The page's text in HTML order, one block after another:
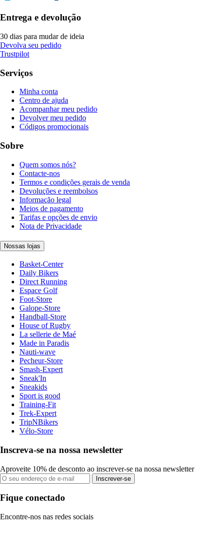
Entrega e devolução
30 dias para mudar de ideia
Devolva seu pedido
Trustpilot
Serviços
Minha conta
Centro de ajuda
Acompanhar meu pedido
Devolver meu pedido
Códigos promocionais
Sobre
Quem somos nós?
Contacte-nos
Termos e condições gerais de venda
Devoluções e reembolsos
Informação legal
Meios de pagamento
Tarifas e opções de envio
Nota de Privacidade
Nossas lojas
Basket-Center
Daily Bikers
Direct Running
Espace Golf
Foot-Store
Galope-Store
Handball-Store
House of Rugby
La sellerie de Maé
Made in Paradis
Nauti-wave
Pecheur-Store
Smash-Expert
Sneak'In
Sneakids
Sport is good
Training-Fit
Trek-Expert
TripNBikers
Vélo-Store
Inscreva-se na nossa newsletter
Aproveite 10% de desconto ao inscrever-se na nossa newsletter
Inscrever-se
Fique conectado
Encontre-nos nas redes sociais